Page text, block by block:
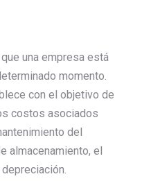
una empresa está
momento.
con el objetivo de
costos asociados
del
almacenamiento, el